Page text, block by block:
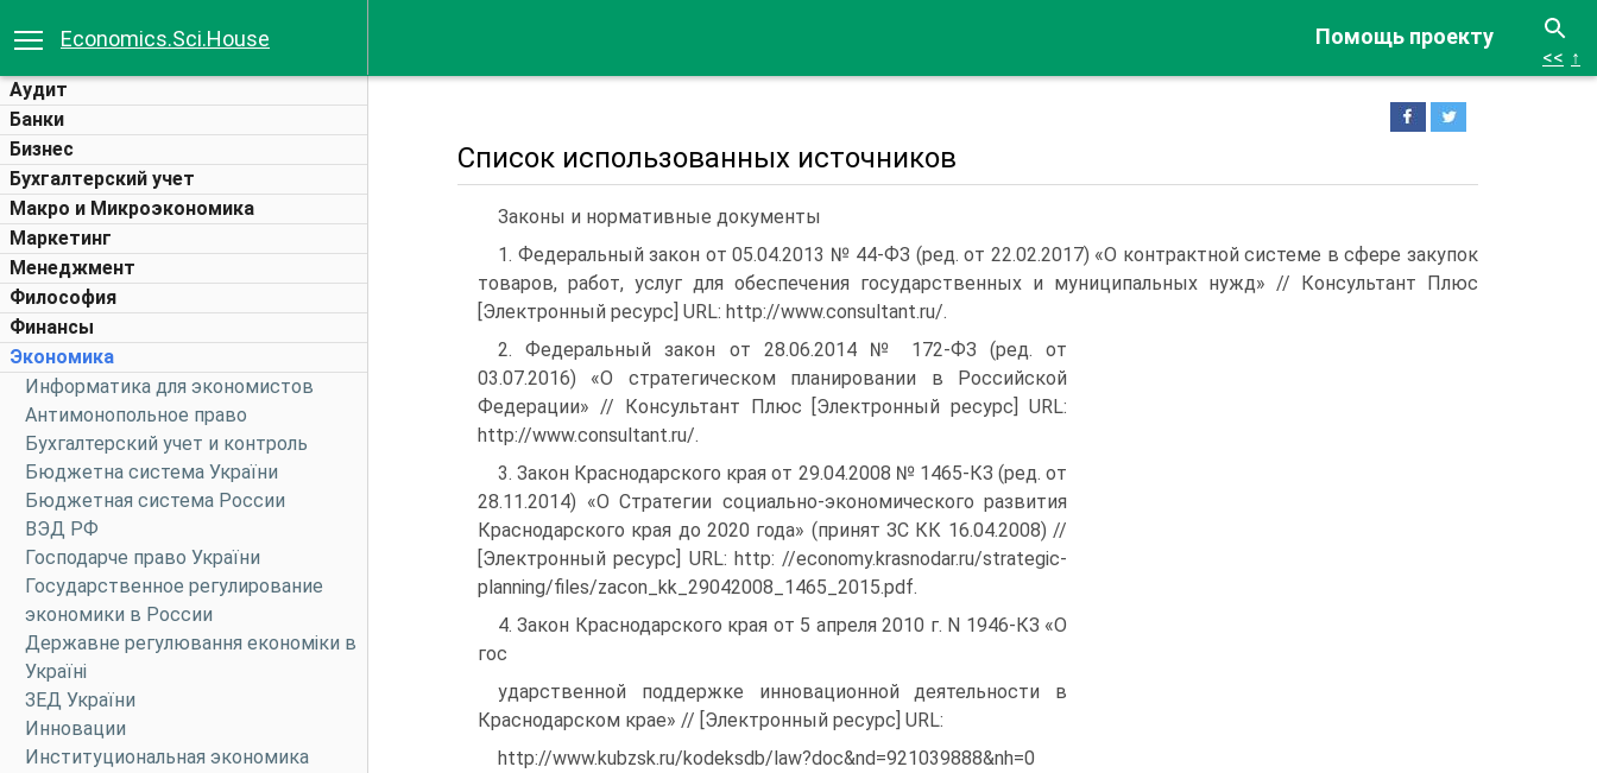
Помощь проекту
Economics.Sci.House
Аудит
Банки
Бизнес
Бухгалтерский учет
Макро и Микроэкономика
Маркетинг
Менеджмент
Философия
Финансы
Экономика
Информатика для экономистов
Антимонопольное право
Бухгалтерский учет и контроль
Бюджетна система України
Бюджетная система России
ВЭД РФ
Господарче право України
Государственное регулирование
экономики в России
Державне регулювання економіки в
Україні
ЗЕД України
Инновации
Институциональная экономика
<< ↑
Список использованных источников
Законы и нормативные документы
1. Федеральный закон от 05.04.2013 № 44-ФЗ (ред. от 22.02.2017) «О контрактной системе в сфере закупок
товаров, работ, услуг для обеспечения государственных и муниципальных нужд» // Консультант Плюс
[Электронный ресурс] URL: http://www.consultant.ru/.
2. Федеральный закон от 28.06.2014 № 172-ФЗ (ред. от
03.07.2016) «О стратегическом планировании в Российской
Федерации» // Консультант Плюс [Электронный ресурс] URL:
http://www.consultant.ru/.
3. Закон Краснодарского края от 29.04.2008 № 1465-КЗ (ред. от
28.11.2014) «О Стратегии социально-экономического развития
Краснодар­ского края до 2020 года» (принят ЗС КК 16.04.2008) //
[Электронный ресурс] URL: http: //economy.krasnodar.ru/strategic-
planning/files/zacon_kk_29042008_1465_2015.pdf.
4. Закон Краснодарского края от 5 апреля 2010 г. N 1946-КЗ «О
гос­
ударственной поддержке инновационной деятельности в
Краснодарском крае» // [Электронный ресурс] URL:
http://www.kubzsk.ru/kodeksdb/law?doc&nd=921039888&nh=0